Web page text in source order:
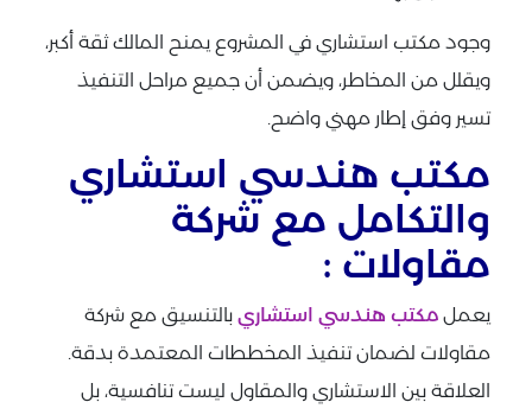
وجود مكتب استشاري في المشروع يمنح المالك ثقة أكبر،
ويقلل من المخاطر، ويضمن أن جميع مراحل التنفيذ
تسير وفق إطار مهني واضح.
مكتب هندسي استشاري
والتكامل مع شركة
مقاولات :
يعمل مكتب هندسي استشاري بالتنسيق مع شركة
مقاولات لضمان تنفيذ المخططات المعتمدة بدقة.
العلاقة بين الاستشاري والمقاول ليست تنافسية، بل